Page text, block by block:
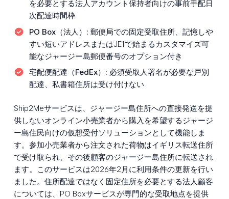
を必要とする法人アカウント保持者向けの事前手配日
次配達時間枠
PO Box（法人）: 郵便局での固定受取住所、記憶しや
すい短いアドレスまたはJE1で始まるカスタマイズ可
能なジャージー島郵便番号のオプション付き
宅配便配達（FedEx）: 必須受取人署名が必要な戸別
配達、私書箱住所は受け付けない
Ship2Meサービスは、ジャージー島住所への直接発送を提
供しないオンライン小売業者から購入を希望するジャージ
ー島住民向けの仮想受付ソリューションとして機能しま
す。参加小売業者から注文された荷物はイギリス転送住所
で受け取られ、その後顧客のジャージー島住所に転送され
ます。このサービスは2026年2月に利用条件の更新を行い
ました。住所配達ではなく固定住所を必要とする法人顧客
については、PO Boxサービスが専門的な受取地点を提供